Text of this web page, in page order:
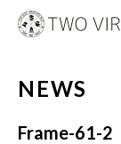
NEWS
Frame-61-2